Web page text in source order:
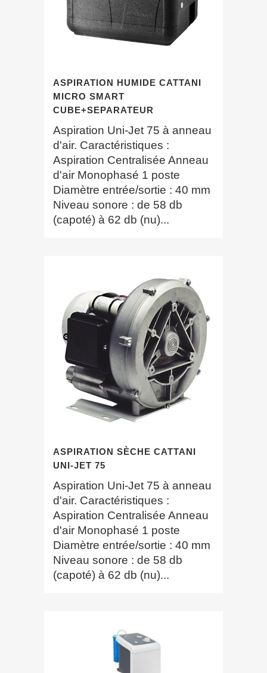
ASPIRATION HUMIDE CATTANI
MICRO SMART
CUBE+SEPARATEUR
Aspiration Uni-Jet 75 à anneau
d'air. Caractéristiques :
Aspiration Centralisée Anneau
d'air Monophasé 1 poste
Diamètre entrée/sortie : 40 mm
Niveau sonore : de 58 db
(capoté) à 62 db (nu)...
ASPIRATION SÈCHE CATTANI
UNI-JET 75
Aspiration Uni-Jet 75 à anneau
d'air. Caractéristiques :
Aspiration Centralisée Anneau
d'air Monophasé 1 poste
Diamètre entrée/sortie : 40 mm
Niveau sonore : de 58 db
(capoté) à 62 db (nu)...